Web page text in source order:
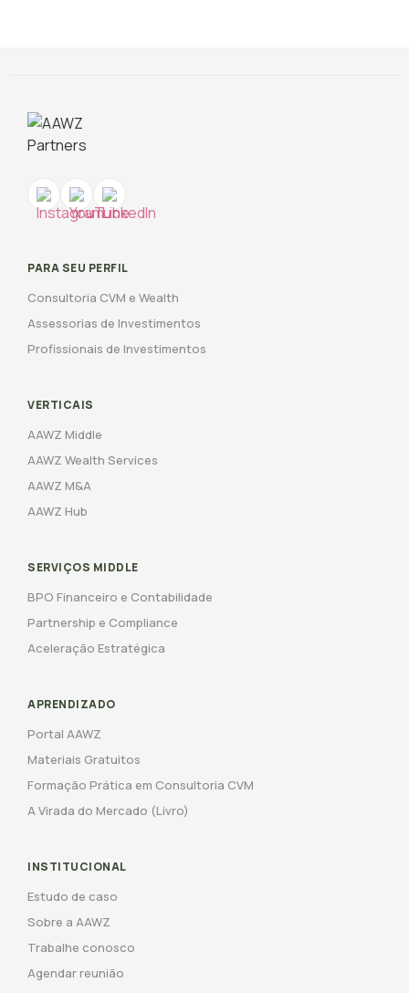
PARA SEU PERFIL
Consultoria CVM e Wealth
Assessorias de Investimentos
Profissionais de Investimentos
VERTICAIS
AAWZ Middle
AAWZ Wealth Services
AAWZ M&A
AAWZ Hub
SERVIÇOS MIDDLE
BPO Financeiro e Contabilidade
Partnership e Compliance
Aceleração Estratégica
APRENDIZADO
Portal AAWZ
Materiais Gratuitos
Formação Prática em Consultoria CVM
A Virada do Mercado (Livro)
INSTITUCIONAL
Estudo de caso
Sobre a AAWZ
Trabalhe conosco
Agendar reunião